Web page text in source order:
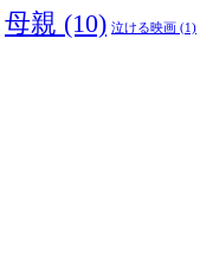
母親 (10) 泣ける映画 (1)